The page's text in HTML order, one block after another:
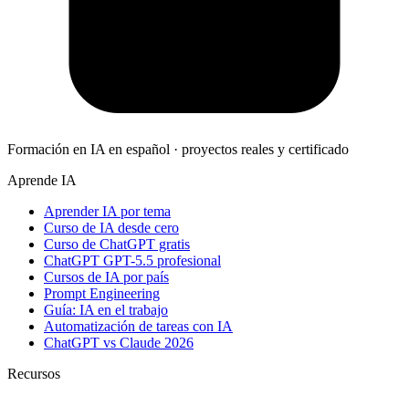
Formación en IA en español · proyectos reales y certificado
Aprende IA
Aprender IA por tema
Curso de IA desde cero
Curso de ChatGPT gratis
ChatGPT GPT-5.5 profesional
Cursos de IA por país
Prompt Engineering
Guía: IA en el trabajo
Automatización de tareas con IA
ChatGPT vs Claude 2026
Recursos